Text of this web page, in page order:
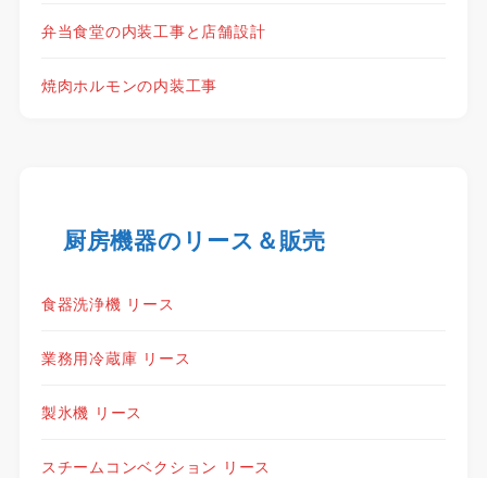
弁当食堂の内装工事と店舗設計
焼肉ホルモンの内装工事
厨房機器のリース＆販売
食器洗浄機 リース
業務用冷蔵庫 リース
製氷機 リース
スチームコンベクション リース